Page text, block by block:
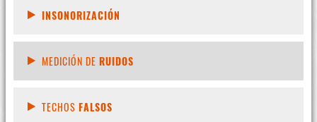
INSONORIZACIÓN
MEDICIÓN DE RUIDOS
TECHOS FALSOS